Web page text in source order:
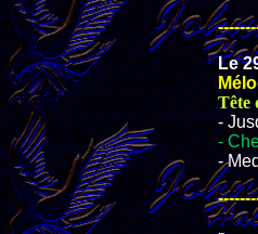
Le
Tête
-
-
-